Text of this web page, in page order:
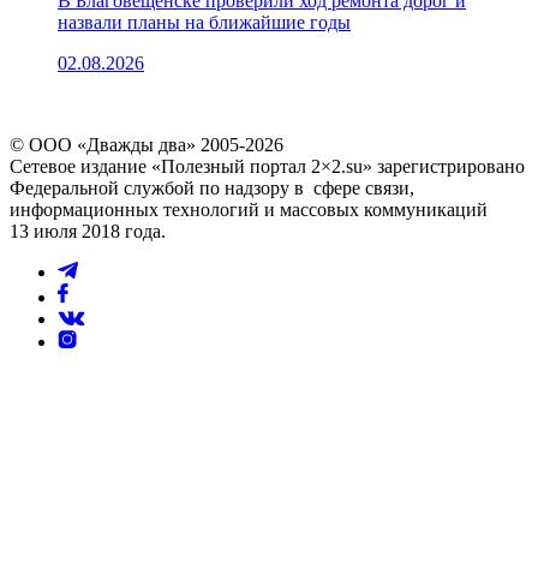
назвали планы на ближайшие годы
02.08.2026
© ООО «Дважды два» 2005-2026
Сетевое издание «Полезный портал 2×2.su» зарегистрировано
Федеральной службой по надзору в сфере связи,
информационных технологий и массовых коммуникаций
13 июля 2018 года.